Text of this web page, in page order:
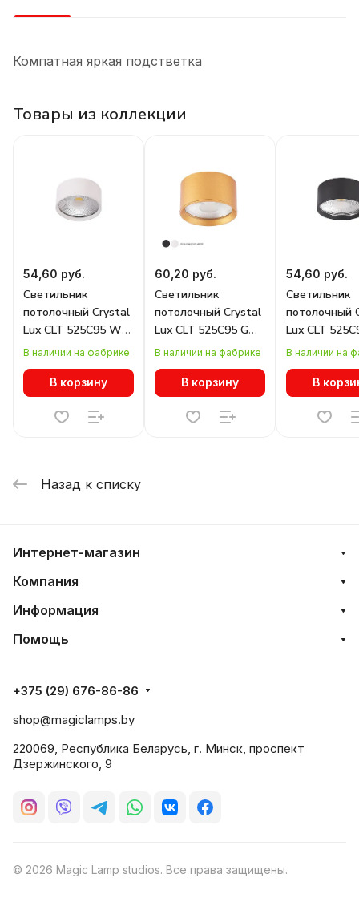
Компатная яркая подстветка
Товары из коллекции
54,60 руб.
Светильник
потолочный Crystal
Lux CLT 525C95 WH
4000K
В наличии на фабрике
В корзину
60,20 руб.
Светильник
потолочный Crystal
Lux CLT 525C95 GO
4000K
В наличии на фабрике
В корзину
54,60 руб.
Светильник
потолочный
Lux CLT
4000K
В наличии на
В
Назад к списку
Интернет-магазин
Компания
Информация
Помощь
+375 (29) 676-86-86
shop@magiclamps.by
220069, Республика Беларусь, г. Минск, проспект
Дзержинского, 9
© 2026 Magic Lamp studios. Все права защищены.